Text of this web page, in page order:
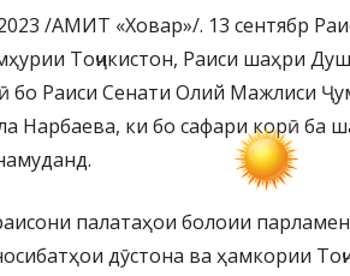
/АМИТ «Ховар»/. 13 сентябр
Тоҷикистон, Раиси шаҳри
бо Раиси Сенати Олий Мажлиси
Нарбаева, ки бо сафари корӣ ба
палатаҳои болоии
дӯстона ва ҳамкории